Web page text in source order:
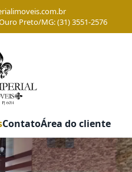
Preto/MG: (31) 3551-2576
ContatoÁrea do cliente